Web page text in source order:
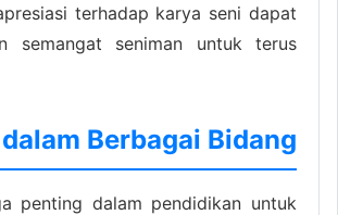
terhadap karya seni dapat
semangat seniman untuk terus
Berbagai Bidang
penting dalam pendidikan untuk